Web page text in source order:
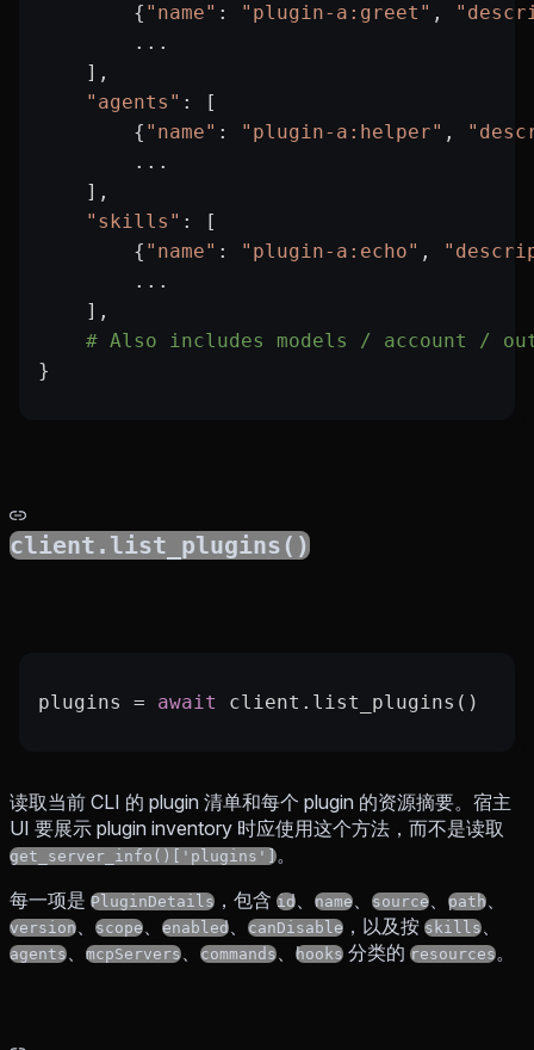
        {
"name" : "plugin-a:greet" ,
        ...
    ],
    "agents"
: [
        {
"name" : "plugin-a:helper" ,
        ...
    ],
    "skills"
: [
        {
"name" : "plugin-a:echo" ,
        ...
    ],
# Also includes models / account /
}
client.list_plugins()
plugins = await client.list_plugins()
读取当前 CLI 的 plugin 清单和每个 plugin 的资源摘要。宿主
UI 要展示 plugin inventory 时应使用这个方法，而不是读取
get_server_info()['plugins']。
每一项是 PluginDetails ，包含 id、 name、 source、 path、
version、 scope、 enabled、 canDisable ，以及按 skills、
agents、 mcpServers、 commands、 hooks 分类的 resources。